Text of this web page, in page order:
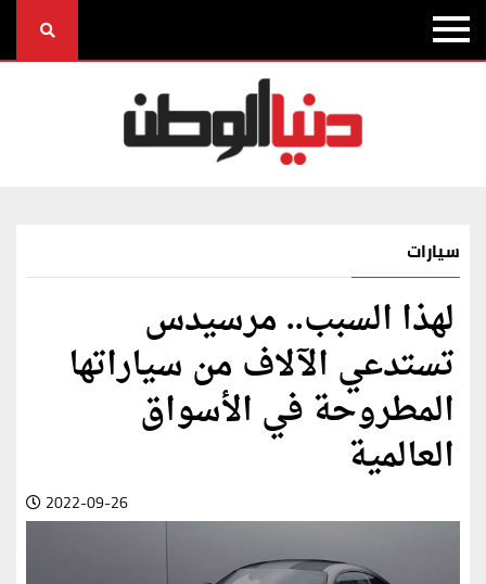
سيارات
لهذا السبب.. مرسيدس
تستدعي الآلاف من سياراتها
المطروحة في الأسواق
العالمية
2022-09-26